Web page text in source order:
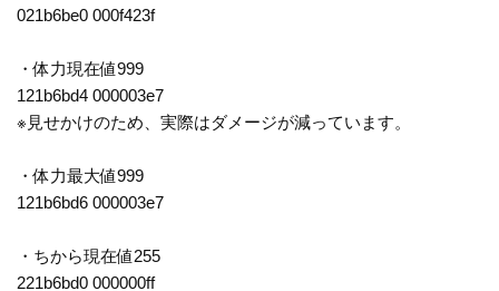
021b6be0 000f423f
・体力現在値999
121b6bd4 000003e7
※見せかけのため、実際はダメージが減っています。
・体力最大値999
121b6bd6 000003e7
・ちから現在値255
221b6bd0 000000ff